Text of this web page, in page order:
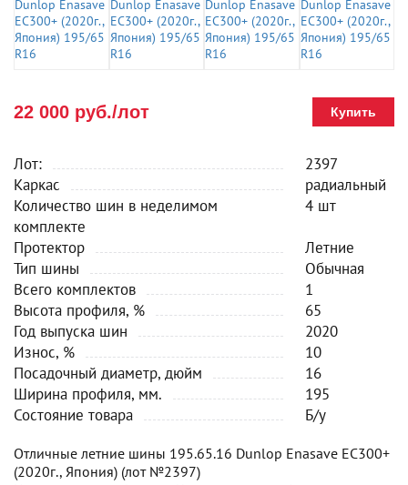
22 000 руб./лот Купить
Лот:
2397
Каркас
радиальный
Количество шин в неделимом
комплекте
4 шт
Протектор
Летние
Тип шины
Обычная
Всего комплектов
1
Высота профиля, %
65
Год выпуска шин
2020
Износ, %
10
Посадочный диаметр, дюйм
16
Ширина профиля, мм.
195
Состояние товара
Б/у
Отличные летние шины 195.65.16 Dunlop Enasave EC300+
(2020г., Япония) (лот №2397)